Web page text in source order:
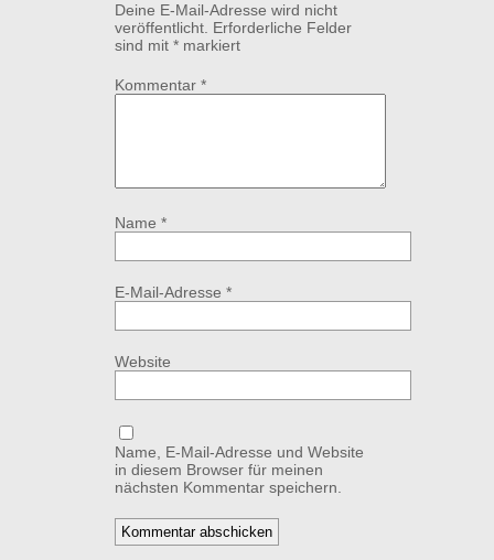
Deine E-Mail-Adresse wird nicht
veröffentlicht. Erforderliche Felder
sind mit * markiert
Kommentar *
Name *
E-Mail-Adresse *
Website
Name, E-Mail-Adresse und Website
in diesem Browser für meinen
nächsten Kommentar speichern.